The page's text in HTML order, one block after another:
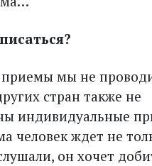
приемы мы не
стран также не
индивидуальные
человек ждет не
он хочет